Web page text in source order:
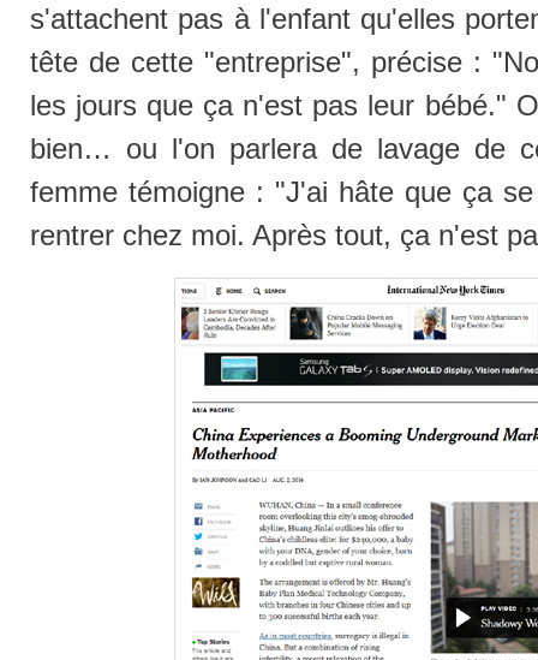
s'attachent pas à l'enfant qu'elles
tête de cette "entreprise", précise :
les jours que ça n'est pas leur bébé."
bien… ou l'on parlera de lavage de
femme témoigne : "J'ai hâte que ça
rentrer chez moi. Après tout, ça n'est